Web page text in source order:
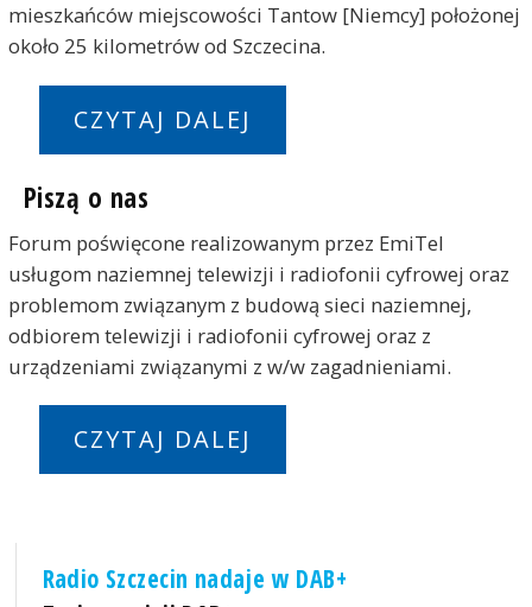
mieszkańców miejscowości Tantow [Niemcy] położonej
około 25 kilometrów od Szczecina.
CZYTAJ DALEJ
Piszą o nas
Forum poświęcone realizowanym przez EmiTel
usługom naziemnej telewizji i radiofonii cyfrowej oraz
problemom związanym z budową sieci naziemnej,
odbiorem telewizji i radiofonii cyfrowej oraz z
urządzeniami związanymi z w/w zagadnieniami.
CZYTAJ DALEJ
Radio Szczecin nadaje w DAB+